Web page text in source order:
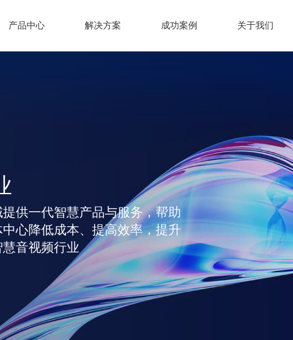
产品中心 解决方案 成功案例 关于我们
供一代智慧产品与服务，帮助
心降低成本、提高效率，提升
音视频行业